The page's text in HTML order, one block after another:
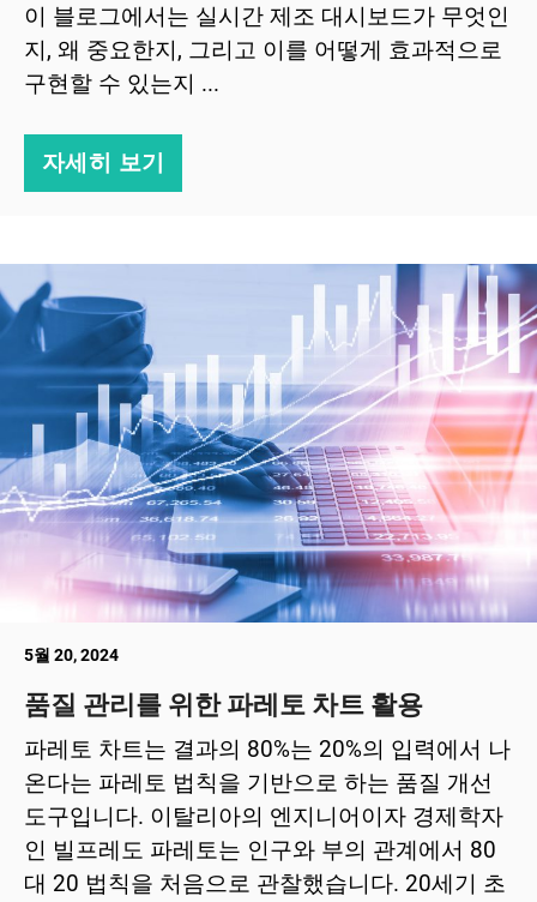
이 블로그에서는 실시간 제조 대시보드가 무엇인
지, 왜 중요한지, 그리고 이를 어떻게 효과적으로
구현할 수 있는지 ...
자세히 보기
5월 20, 2024
품질 관리를 위한 파레토 차트 활용
파레토 차트는 결과의 80%는 20%의 입력에서 나
온다는 파레토 법칙을 기반으로 하는 품질 개선
도구입니다. 이탈리아의 엔지니어이자 경제학자
인 빌프레도 파레토는 인구와 부의 관계에서 80
대 20 법칙을 처음으로 관찰했습니다. 20세기 초